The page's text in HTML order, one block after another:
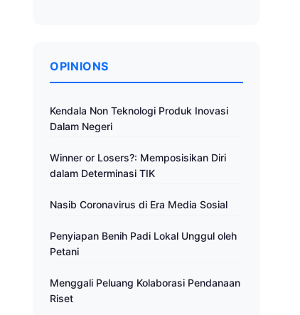
OPINIONS
Kendala Non Teknologi Produk Inovasi
Dalam Negeri
Winner or Losers?: Memposisikan Diri
dalam Determinasi TIK
Nasib Coronavirus di Era Media Sosial
Penyiapan Benih Padi Lokal Unggul oleh
Petani
Menggali Peluang Kolaborasi Pendanaan
Riset